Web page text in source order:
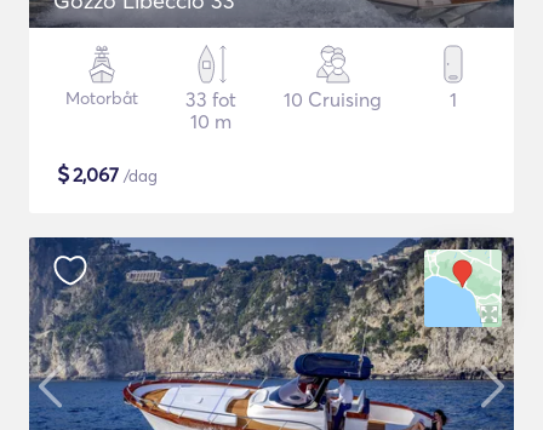
Motorbåt
33 fot
10 m
10 Cruising 1
$2,067 /dag